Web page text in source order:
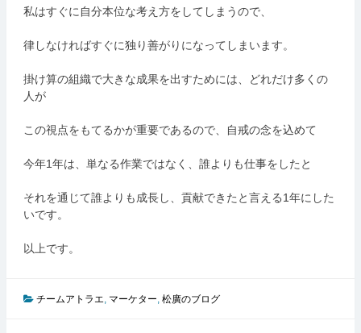
私はすぐに自分本位な考え方をしてしまうので、
律しなければすぐに独り善がりになってしまいます。
掛け算の組織で大きな成果を出すためには、どれだけ多くの
人が
この視点をもてるかが重要であるので、自戒の念を込めて
今年1年は、単なる作業ではなく、誰よりも仕事をしたと
それを通じて誰よりも成長し、貢献できたと言える1年にした
いです。
以上です。
チームアトラエ, マーケター, 松廣のブログ